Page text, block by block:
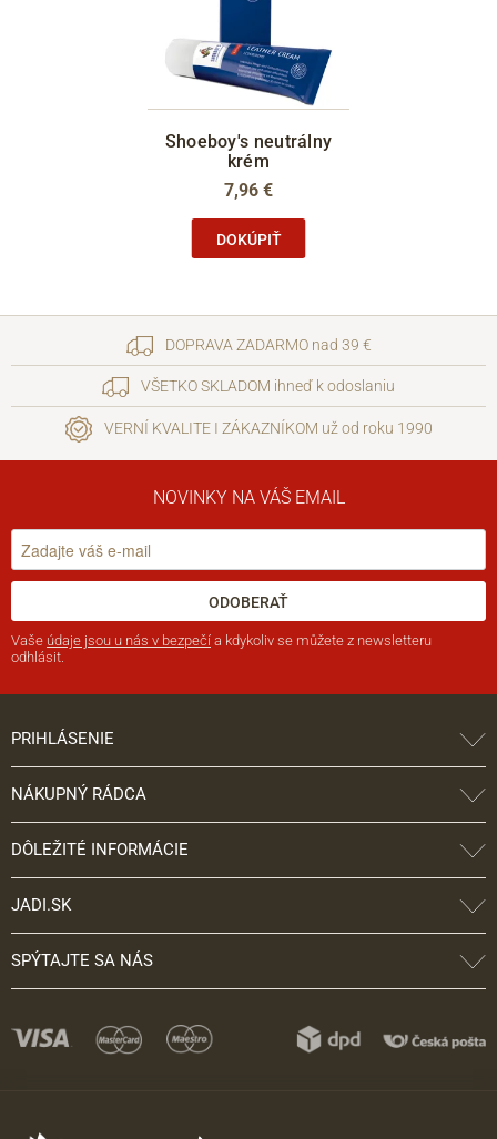
Shoeboy's neutrálny
krém
7,96 €
DOKÚPIŤ
DOPRAVA ZADARMO nad 39 €
VŠETKO SKLADOM ihneď k odoslaniu
VERNÍ KVALITE I ZÁKAZNÍKOM už od roku 1990
NOVINKY NA VÁŠ EMAIL
ODOBERAŤ
Vaše údaje jsou u nás v bezpečí a kdykoliv se můžete z newsletteru
odhlásit.
PRIHLÁSENIE
NÁKUPNÝ RÁDCA
DÔLEŽITÉ INFORMÁCIE
JADI.SK
SPÝTAJTE SA NÁS